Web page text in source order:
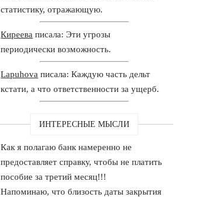
статистику, отражающую.
Киреева писала: Эти угрозы
периодически возможность.
Lapuhova писала: Каждую часть дельт
кстати, а что ответственности за ущерб.
ИНТЕРЕСНЫЕ МЫСЛИ
Как я полагаю банк намеренно не
предоставляет справку, чтобы не платить
пособие за третий месяц!!!
Напоминаю, что близость даты закрытия